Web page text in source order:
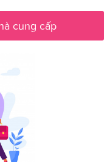
cung cấp